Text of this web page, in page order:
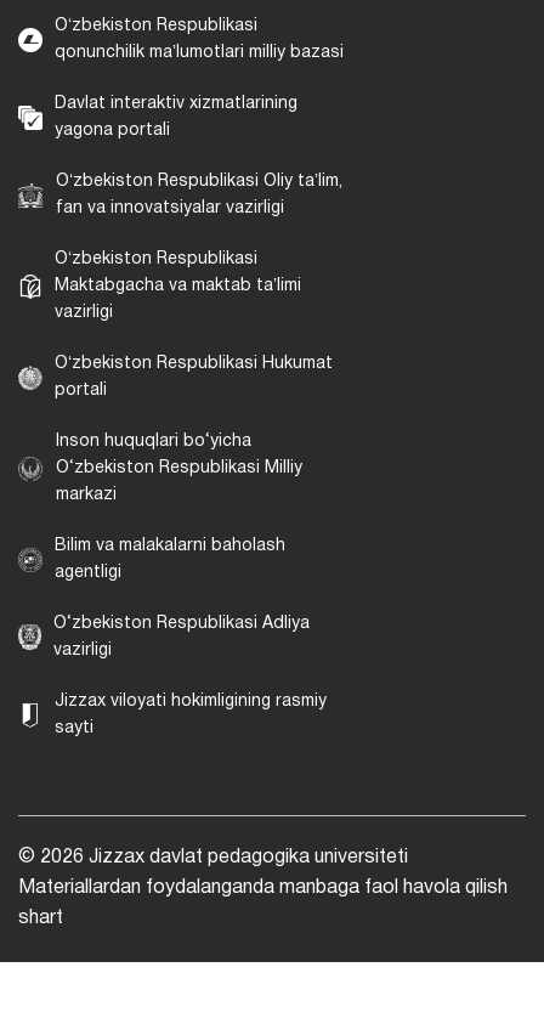
Oʻzbekiston Respublikasi
qonunchilik maʼlumotlari milliy bazasi
Davlat interaktiv xizmatlarining
yagona portali
Oʻzbekiston Respublikasi Oliy taʼlim,
fan va innovatsiyalar vazirligi
Oʻzbekiston Respublikasi
Maktabgacha va maktab taʼlimi
vazirligi
Oʻzbekiston Respublikasi Hukumat
portali
Inson huquqlari bo‘yicha
O‘zbekiston Respublikasi Milliy
markazi
Bilim va malakalarni baholash
agentligi
O‘zbekiston Respublikasi Adliya
vazirligi
Jizzax viloyati hokimligining rasmiy
sayti
© 2026 Jizzax davlat pedagogika universiteti
Materiallardan foydalanganda manbaga faol havola qilish
shart